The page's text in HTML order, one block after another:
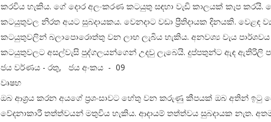
කරවිය හැකිය. ගේ දොර අලංකරණ කටයුතු සඳහා වැඩි කාලයක් කැප කරයි.
කටයුතුවල නිරත අයට සුබදායකය. වෙනදාට වඩා ප්‍රීතිදායක දිනයකි. වෙළඳ
කටයුතුවලින් බලාපොරොත්තු වන ලාභ ලැබිය හැකිය. අනවශ්‍ය වැය
කටයුතුවලට අසල්වැසි පුද්ගලයන්ගෙන් උදවු ලැබෙයි. දුප්පතුන්ට ඇඳ ඇතිරිලි
ජය වර්ණය - රතු, ජය අංකය - 09
වෘෂභ
ඔබ ආශ්‍රය කරන අයගේ ප්‍රශංසාවට හේතු වන කරුණු කීපයක් ඔබ අතින් ඉටු
වේදනාකාරී තත්ත්වයන් මතුවිය හැකිය. ආදායම් තත්ත්වය සුබදායක නැත.